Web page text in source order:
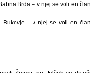
Brda – v njej se voli en član
Bukovje – v njej se voli en član